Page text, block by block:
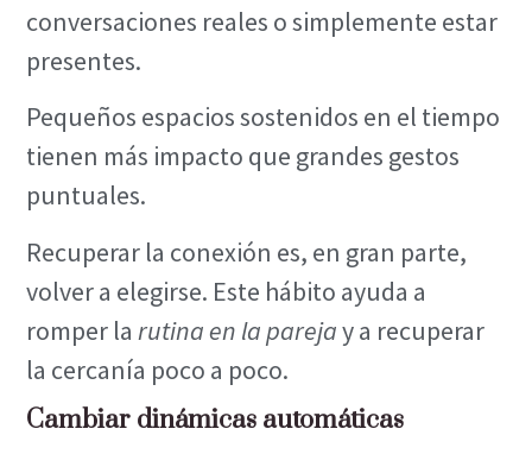
conversaciones reales o simplemente estar
presentes.
Pequeños espacios sostenidos en el tiempo
tienen más impacto que grandes gestos
puntuales.
Recuperar la conexión es, en gran parte,
volver a elegirse. Este hábito ayuda a
romper la rutina en la parejay a recuperar
la cercanía poco a poco.
Cambiar dinámicas automáticas